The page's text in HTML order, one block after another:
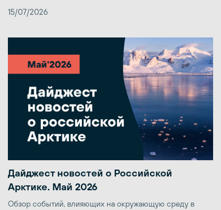
15/07/2026
Дайджест новостей о Российской
Арктике. Май 2026
Обзор событий, влияющих на окружающую среду в